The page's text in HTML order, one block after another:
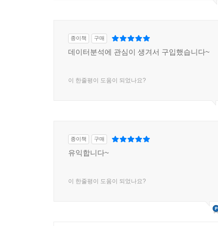
종이책 구매
데이터분석에 관심이 생겨서 구입했습니다~
이 한줄평이 도움이 되었나요?
종이책 구매
유익합니다~
이 한줄평이 도움이 되었나요?